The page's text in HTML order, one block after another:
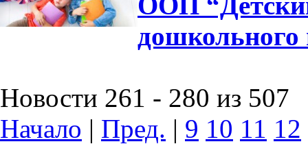
дошкольного
Новости 261 - 280 из 507
Начало | Пред. | 9 10 11 12